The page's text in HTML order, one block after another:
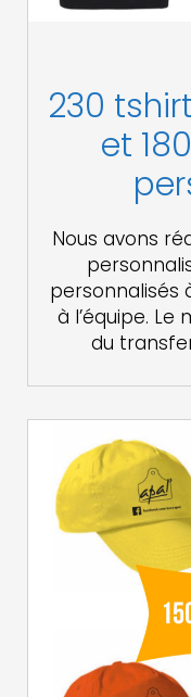
230
et
Nous avons
personnalisés
à l’équipe.
du